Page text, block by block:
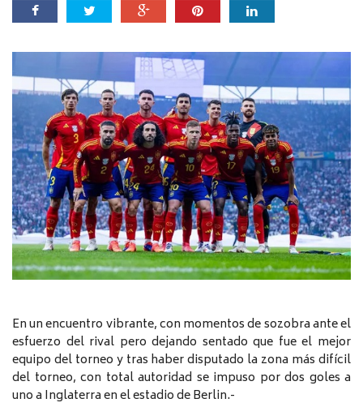
En un encuentro vibrante, con momentos de sozobra ante el
esfuerzo del rival pero dejando sentado que fue el mejor
equipo del torneo y tras haber disputado la zona más difícil
del torneo, con total autoridad se impuso por dos goles a
uno a Inglaterra en el estadio de Berlin.-